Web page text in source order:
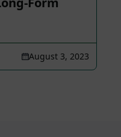
August 3, 2023